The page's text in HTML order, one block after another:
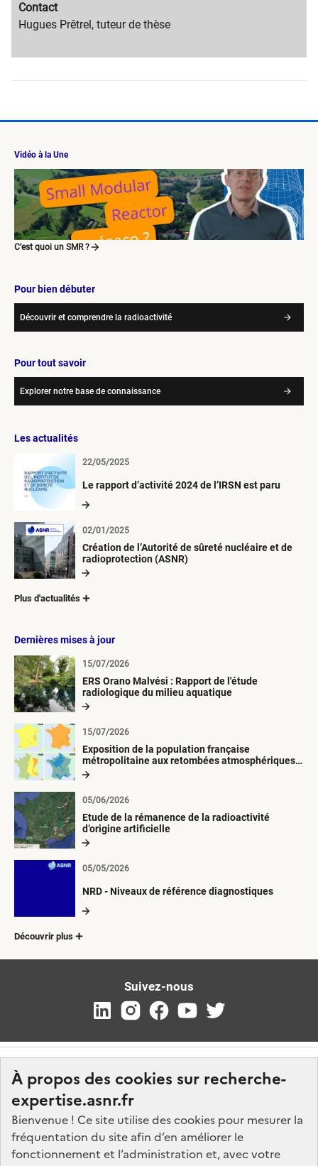
À propos des cookies sur recherche-
expertise.asnr.fr
Bienvenue ! Ce site utilise des cookies pour mesurer la
fréquentation du site afin d’en améliorer le
fonctionnement et l’administration et, avec votre
Migration
content
Contact
Migration
text
Hugues Prêtrel, tuteur de thèse
Vidéo à la Une
C’est quoi un SMR ?
Pour bien débuter
Découvrir et comprendre la radioactivité
Pour tout savoir
Explorer notre base de connaissance
Les actualités
Le rapport d’activité 2024 de l’IRSN est paru
22/05/2025
Création de l’Autorité de sûreté nucléaire et de
radioprotection (ASNR)
02/01/2025
Plus d'actualités
Dernières mises à jour
ERS Orano Malvési : Rapport de l'étude
radiologique du milieu aquatique
15/07/2026
Exposition de la population française
métropolitaine aux retombées atmosphériques
radioactives depuis 1945
15/07/2026
Etude de la rémanence de la radioactivité
d’origine artificielle
05/06/2026
NRD - Niveaux de référence diagnostiques
05/05/2026
Découvrir plus
Suivez-nous
Nos marchés